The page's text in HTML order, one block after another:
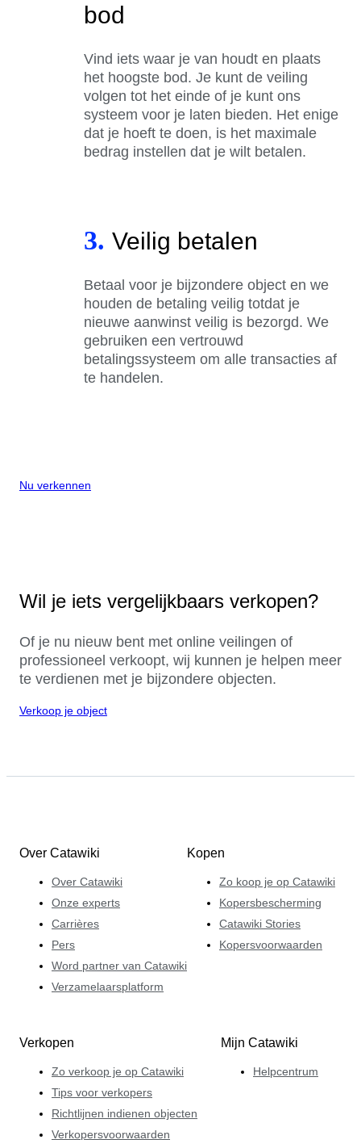
bod
Vind iets waar je van houdt en plaats
het hoogste bod. Je kunt de veiling
volgen tot het einde of je kunt ons
systeem voor je laten bieden. Het enige
dat je hoeft te doen, is het maximale
bedrag instellen dat je wilt betalen.
3. Veilig betalen
Betaal voor je bijzondere object en we
houden de betaling veilig totdat je
nieuwe aanwinst veilig is bezorgd. We
gebruiken een vertrouwd
betalingssysteem om alle transacties af
te handelen.
Nu verkennen
Wil je iets vergelijkbaars verkopen?
Of je nu nieuw bent met online veilingen of
professioneel verkoopt, wij kunnen je helpen meer
te verdienen met je bijzondere objecten.
Verkoop je object
Over Catawiki
Over Catawiki
Onze experts
Carrières
Pers
Word partner van Catawiki
Verzamelaarsplatform
Kopen
Zo koop je op Catawiki
Kopersbescherming
Catawiki Stories
Kopersvoorwaarden
Verkopen
Zo verkoop je op Catawiki
Tips voor verkopers
Richtlijnen indienen objecten
Verkopersvoorwaarden
Mijn Catawiki
Helpcentrum